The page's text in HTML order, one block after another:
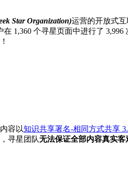
Star Organization)运营的开放式互
1,360 个寻星页面中进行了 3,996
容以知识共享署名-相同方式共享
寻星团队无法保证全部内容真实客